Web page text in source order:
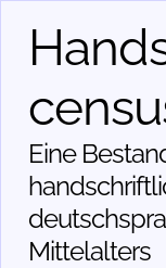
Eine
Mittelalters